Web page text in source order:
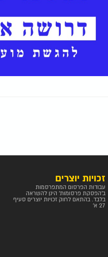
זכויות יוצרים
עבודות הפרסום המתפרסמות
ב'הפסקת פרסומות' הינן להשראה
בלבד. בהתאם לחוק זכויות יוצרים סעיף
27 א'